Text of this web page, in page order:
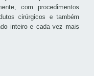
com procedimentos
cirúrgicos e também
inteiro e cada vez mais